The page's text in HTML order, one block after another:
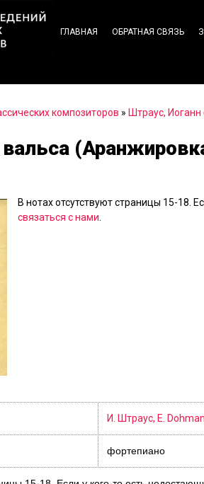
ГЛАВНАЯ ОБРАТНАЯ СВЯЗЬ
композиторов » Штраус, Иоганн
В нотах отсутствуют страницы 15-18.
связаться с нами
И. Штраус, E.
фортепиано